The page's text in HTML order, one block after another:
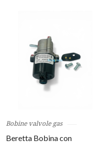
Bobine valvole gas
Beretta Bobina con